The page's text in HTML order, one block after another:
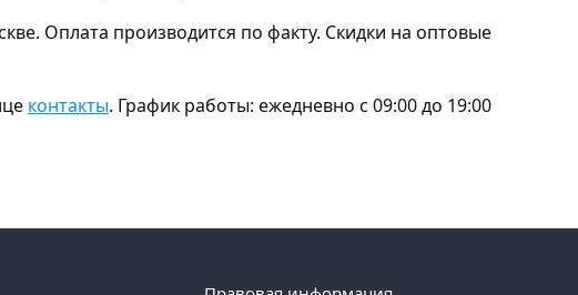
Оплата производится по факту. Скидки на оптовые
контакты. График работы: ежедневно с 09:00 до 19:00